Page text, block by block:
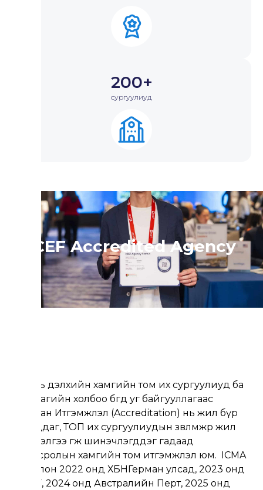
200+
сургуулиуд
ICEF Accredited Agency
ICEF нь дэлхийн хамгийн том их сургуулиуд ба
агентлагийн холбоо бөгөөд уг байгууллагаас
гаргасан Итгэмжлэл (Accreditation) нь жил бүр
хянагддаг, ТОП их сургуулиудын зөвлөмжөөр жил
бүр үнэлгээ өгж шинэчлэгддэг гадаад
боловсролын хамгийн том итгэмжлэл юм. ICMA
хамт олон 2022 онд ХБНГерман улсад, 2023 онд
БНХАУ, 2024 онд Австралийн Перт, 2025 онд